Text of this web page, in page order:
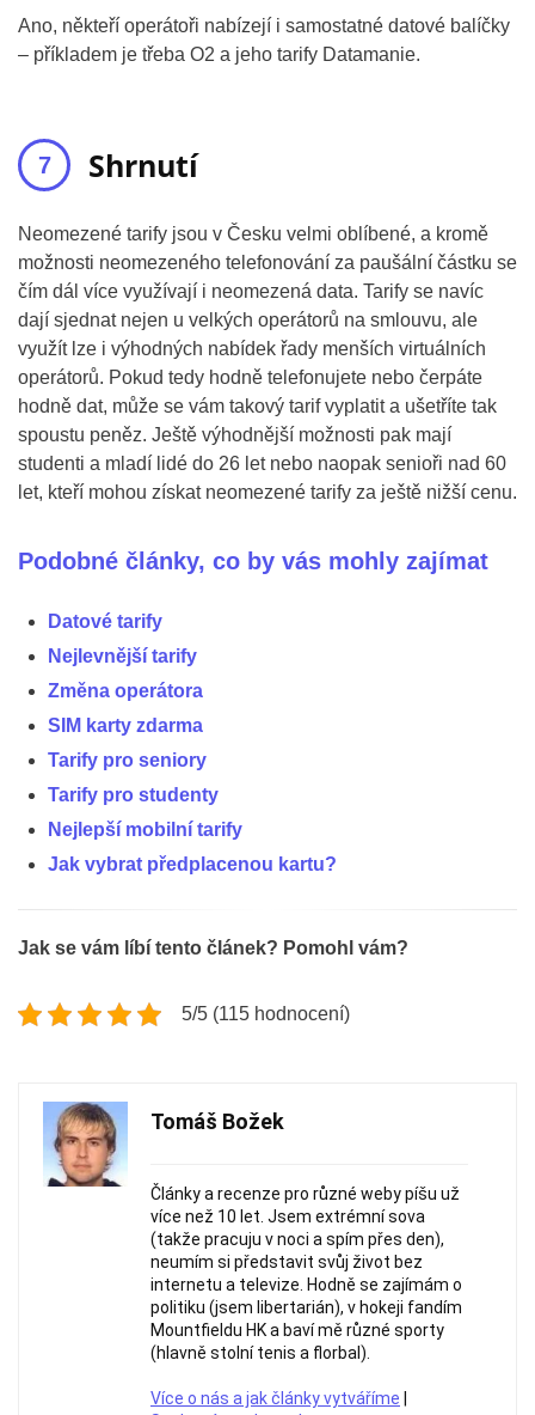
Ano, někteří operátoři nabízejí i samostatné datové balíčky
– příkladem je třeba O2 a jeho tarify Datamanie.
Shrnutí
Neomezené tarify jsou v Česku velmi oblíbené, a kromě
možnosti neomezeného telefonování za paušální částku se
čím dál více využívají i neomezená data. Tarify se navíc
dají sjednat nejen u velkých operátorů na smlouvu, ale
využít lze i výhodných nabídek řady menších virtuálních
operátorů. Pokud tedy hodně telefonujete nebo čerpáte
hodně dat, může se vám takový tarif vyplatit a ušetříte tak
spoustu peněz. Ještě výhodnější možnosti pak mají
studenti a mladí lidé do 26 let nebo naopak senioři nad 60
let, kteří mohou získat neomezené tarify za ještě nižší cenu.
Podobné články, co by vás mohly zajímat
Datové tarify
Nejlevnější tarify
Změna operátora
SIM karty zdarma
Tarify pro seniory
Tarify pro studenty
Nejlepší mobilní tarify
Jak vybrat předplacenou kartu?
Jak se vám líbí tento článek? Pomohl vám?
5/5 (115 hodnocení)
Tomáš Božek
Články a recenze pro různé weby píšu už
více než 10 let. Jsem extrémní sova
(takže pracuju v noci a spím přes den),
neumím si představit svůj život bez
internetu a televize. Hodně se zajímám o
politiku (jsem libertarián), v hokeji fandím
Mountfieldu HK a baví mě různé sporty
(hlavně stolní tenis a florbal).
Více o nás a jak články vytváříme